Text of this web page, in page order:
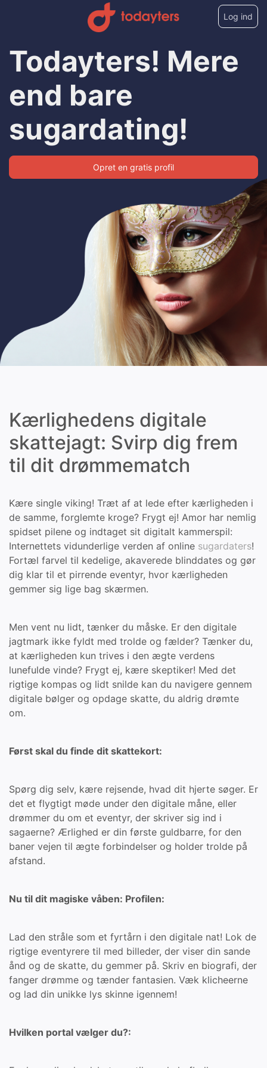
Log ind
Todayters! Mere
end bare
sugardating!
Opret en gratis profil
Kærlighedens digitale
skattejagt: Svirp dig frem
til dit drømmematch
Kære single viking! Træt af at lede efter kærligheden i
de samme, forglemte kroge? Frygt ej! Amor har nemlig
spidset pilene og indtaget sit digitalt kammerspil:
Internettets vidunderlige verden af online sugardaters!
Fortæl farvel til kedelige, akaverede blinddates og gør
dig klar til et pirrende eventyr, hvor kærligheden
gemmer sig lige bag skærmen.
Men vent nu lidt, tænker du måske. Er den digitale
jagtmark ikke fyldt med trolde og fælder? Tænker du,
at kærligheden kun trives i den ægte verdens
lunefulde vinde? Frygt ej, kære skeptiker! Med det
rigtige kompas og lidt snilde kan du navigere gennem
digitale bølger og opdage skatte, du aldrig drømte
om.
Først skal du finde dit skattekort:
Spørg dig selv, kære rejsende, hvad dit hjerte søger. Er
det et flygtigt møde under den digitale måne, eller
drømmer du om et eventyr, der skriver sig ind i
sagaerne? Ærlighed er din første guldbarre, for den
baner vejen til ægte forbindelser og holder trolde på
afstand.
Nu til dit magiske våben: Profilen:
Lad den stråle som et fyrtårn i den digitale nat! Lok de
rigtige eventyrere til med billeder, der viser din sande
ånd og de skatte, du gemmer på. Skriv en biografi, der
fanger drømme og tænder fantasien. Væk klicheerne
og lad din unikke lys skinne igennem!
Hvilken portal vælger du?: